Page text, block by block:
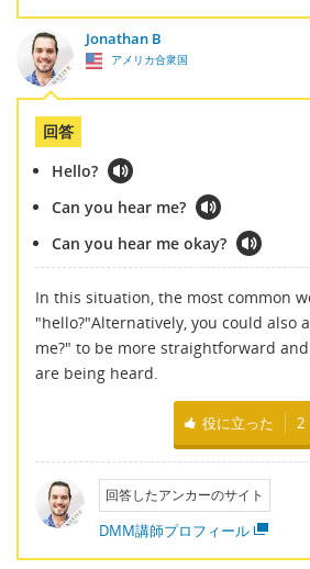
Jonathan B
アメリカ合衆国
回答
Hello?
Can you hear me?
Can you hear me okay?
In this situation, the most common
"hello?"Alternatively, you could also
me?" to be more straightforward
are being heard.
役に立った 2
回答したアンカーのサイト
DMM講師プロフィール